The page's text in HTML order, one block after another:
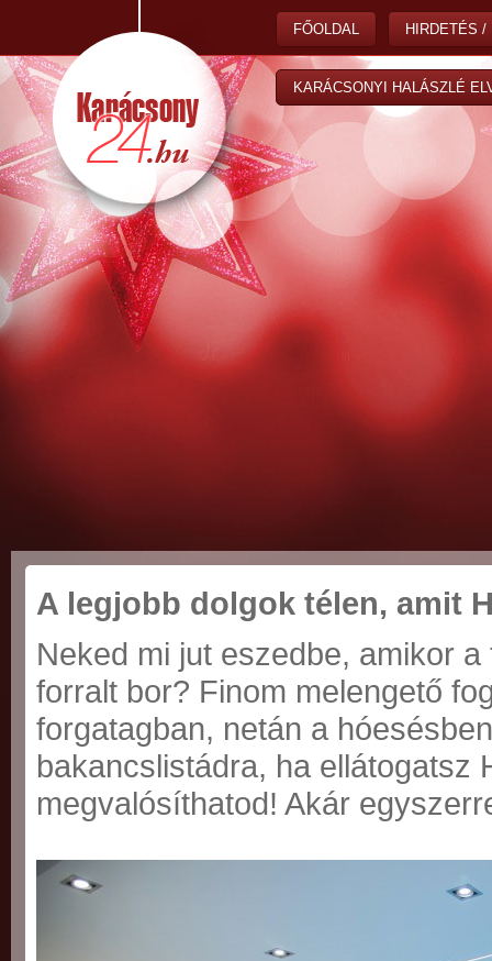
FŐOLDAL HIRDETÉS /
KARÁCSONYI HALÁSZLÉ
A legjobb dolgok télen, amit
Neked mi jut eszedbe, amikor
forralt bor? Finom melengető
forgatagban, netán a
bakancslistádra, ha ellátogatsz
megvalósíthatod! Akár